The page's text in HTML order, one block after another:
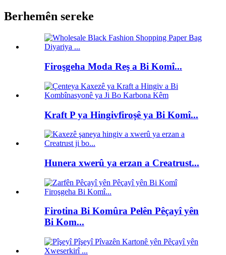
Berhemên sereke
Firoşgeha Moda Reş a Bi Komî...
Kraft P ya Hingivfiroşê ya Bi Komî...
Hunera xwerû ya erzan a Creatrust...
Firotina Bi Komûra Pelên Pêçayî yên
Bi Kom...